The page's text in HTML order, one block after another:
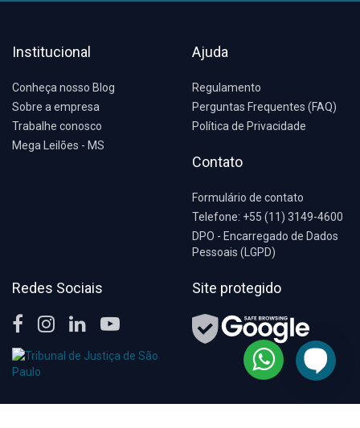
Institucional
Conheça nosso Blog
Sobre a empresa
Trabalhe conosco
Mega Leilões - MS
Ajuda
Regulamento
Perguntas Frequentes (FAQ)
Política de Privacidade
Contato
Formulário de contato
Telefone: +55 (11) 3149-4600
DPO - Encarregado de Dados
Pessoais (LGPD)
Redes Sociais Site protegido